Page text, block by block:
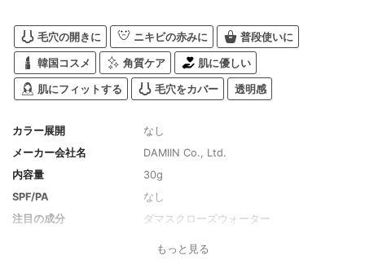
毛穴の開きに ニキビの赤みに 普段使いに
韓国コスメ 角質ケア 肌に優しい
肌にフィットする 毛穴をカバー 透明感
カラー展開
なし
メーカー会社名
DAMIIN Co., Ltd.
内容量
30g
SPF/PA
なし
注目の成分
ダマスクローズウォーター
水、アクリレーツクロスポリマー－２－Ｎ
ａ、グリセリン、ＢＧ、ＤＰＧ、１，２－
もっと見る